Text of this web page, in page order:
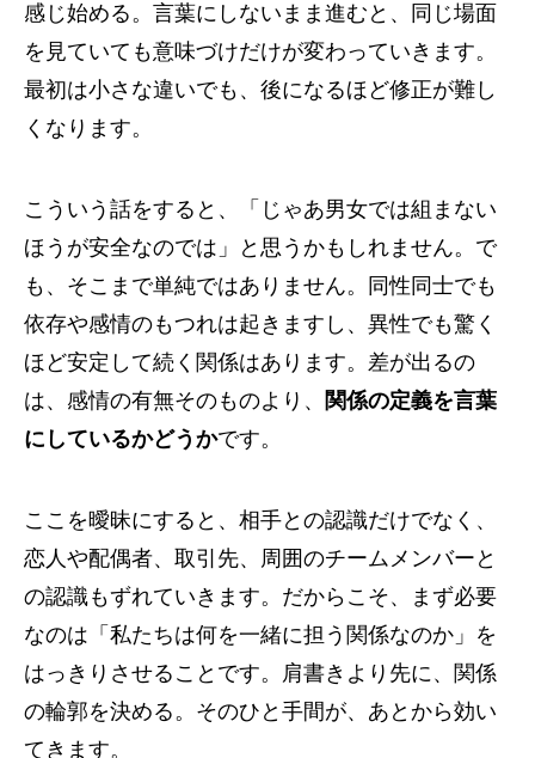
感じ始める。言葉にしないまま進むと、同じ場面
を見ていても意味づけだけが変わっていきます。
最初は小さな違いでも、後になるほど修正が難し
くなります。
こういう話をすると、「じゃあ男女では組まない
ほうが安全なのでは」と思うかもしれません。で
も、そこまで単純ではありません。同性同士でも
依存や感情のもつれは起きますし、異性でも驚く
ほど安定して続く関係はあります。差が出るの
は、感情の有無そのものより、 関係の定義を言葉
にしているかどうかです。
ここを曖昧にすると、相手との認識だけでなく、
恋人や配偶者、取引先、周囲のチームメンバーと
の認識もずれていきます。だからこそ、まず必要
なのは「私たちは何を一緒に担う関係なのか」を
はっきりさせることです。肩書きより先に、関係
の輪郭を決める。そのひと手間が、あとから効い
てきます。